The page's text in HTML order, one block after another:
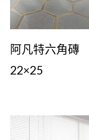
阿凡特六角磚
22×25